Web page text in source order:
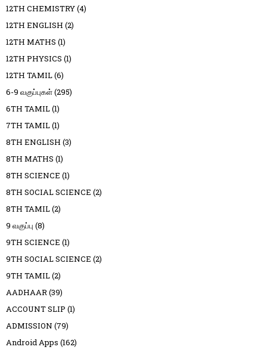
12TH CHEMISTRY(4)
12TH ENGLISH (2)
12TH MATHS (1)
12TH PHYSICS (1)
12TH TAMIL(6)
6-9 வகுப்புகள்(295)
6TH TAMIL(1)
7TH TAMIL(1)
8TH ENGLISH (3)
8TH MATHS (1)
8TH SCIENCE (1)
8TH SOCIAL SCIENCE (2)
8TH TAMIL(2)
9 வகுப்பு (8)
9TH SCIENCE (1)
9TH SOCIAL SCIENCE (2)
9TH TAMIL(2)
AADHAAR(39)
ACCOUNT SLIP (1)
ADMISSION (79)
Android Apps (162)